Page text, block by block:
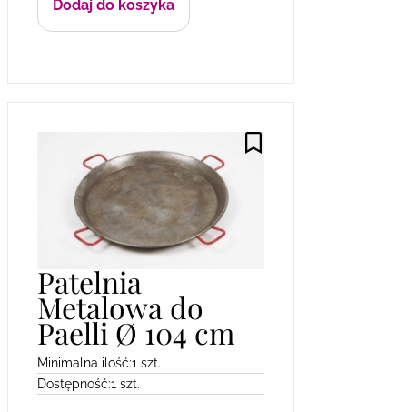
Dodaj do koszyka
Patelnia
Metalowa do
Paelli Ø 104 cm
Minimalna ilość:1 szt.
Dostępność:1 szt.